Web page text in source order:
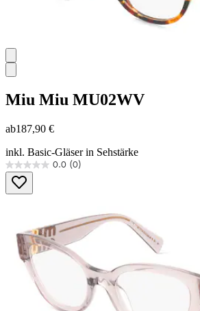
Miu Miu MU02WV
ab187,90 €
inkl. Basic-Gläser in Sehstärke
0.0 (0)
0.0
von
5